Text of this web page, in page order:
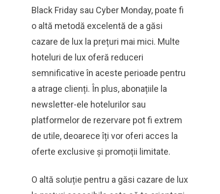
Black Friday sau Cyber Monday, poate fi
o altă metodă excelentă de a găsi
cazare de lux la prețuri mai mici. Multe
hoteluri de lux oferă reduceri
semnificative în aceste perioade pentru
a atrage clienți. În plus, abonațiile la
newsletter-ele hotelurilor sau
platformelor de rezervare pot fi extrem
de utile, deoarece îți vor oferi acces la
oferte exclusive și promoții limitate.
O altă soluție pentru a găsi cazare de lux